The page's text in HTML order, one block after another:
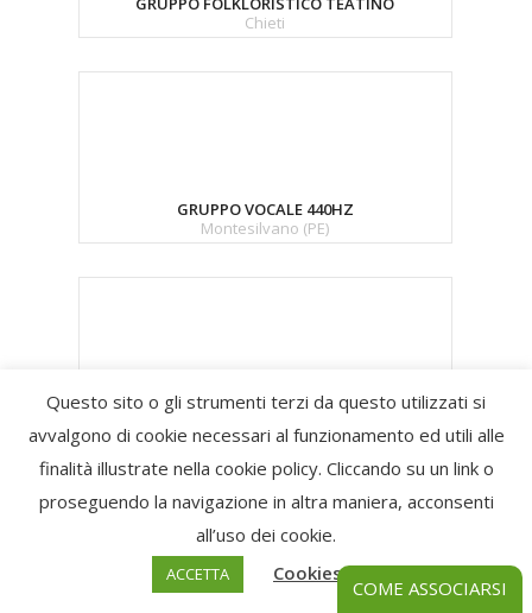
Chieti
GRUPPO VOCALE 440HZ
Montesilvano (PE)
GRUPPO VOCALE CHEREMSHYNA
Pescara
Questo sito o gli strumenti terzi da questo utilizzati si
avvalgono di cookie necessari al funzionamento ed utili alle
finalità illustrate nella cookie policy. Cliccando su un link o
proseguendo la navigazione in altra maniera, acconsenti
all’uso dei cookie.
ACCETTA Cookies Policy
COME ASSOCIARSI